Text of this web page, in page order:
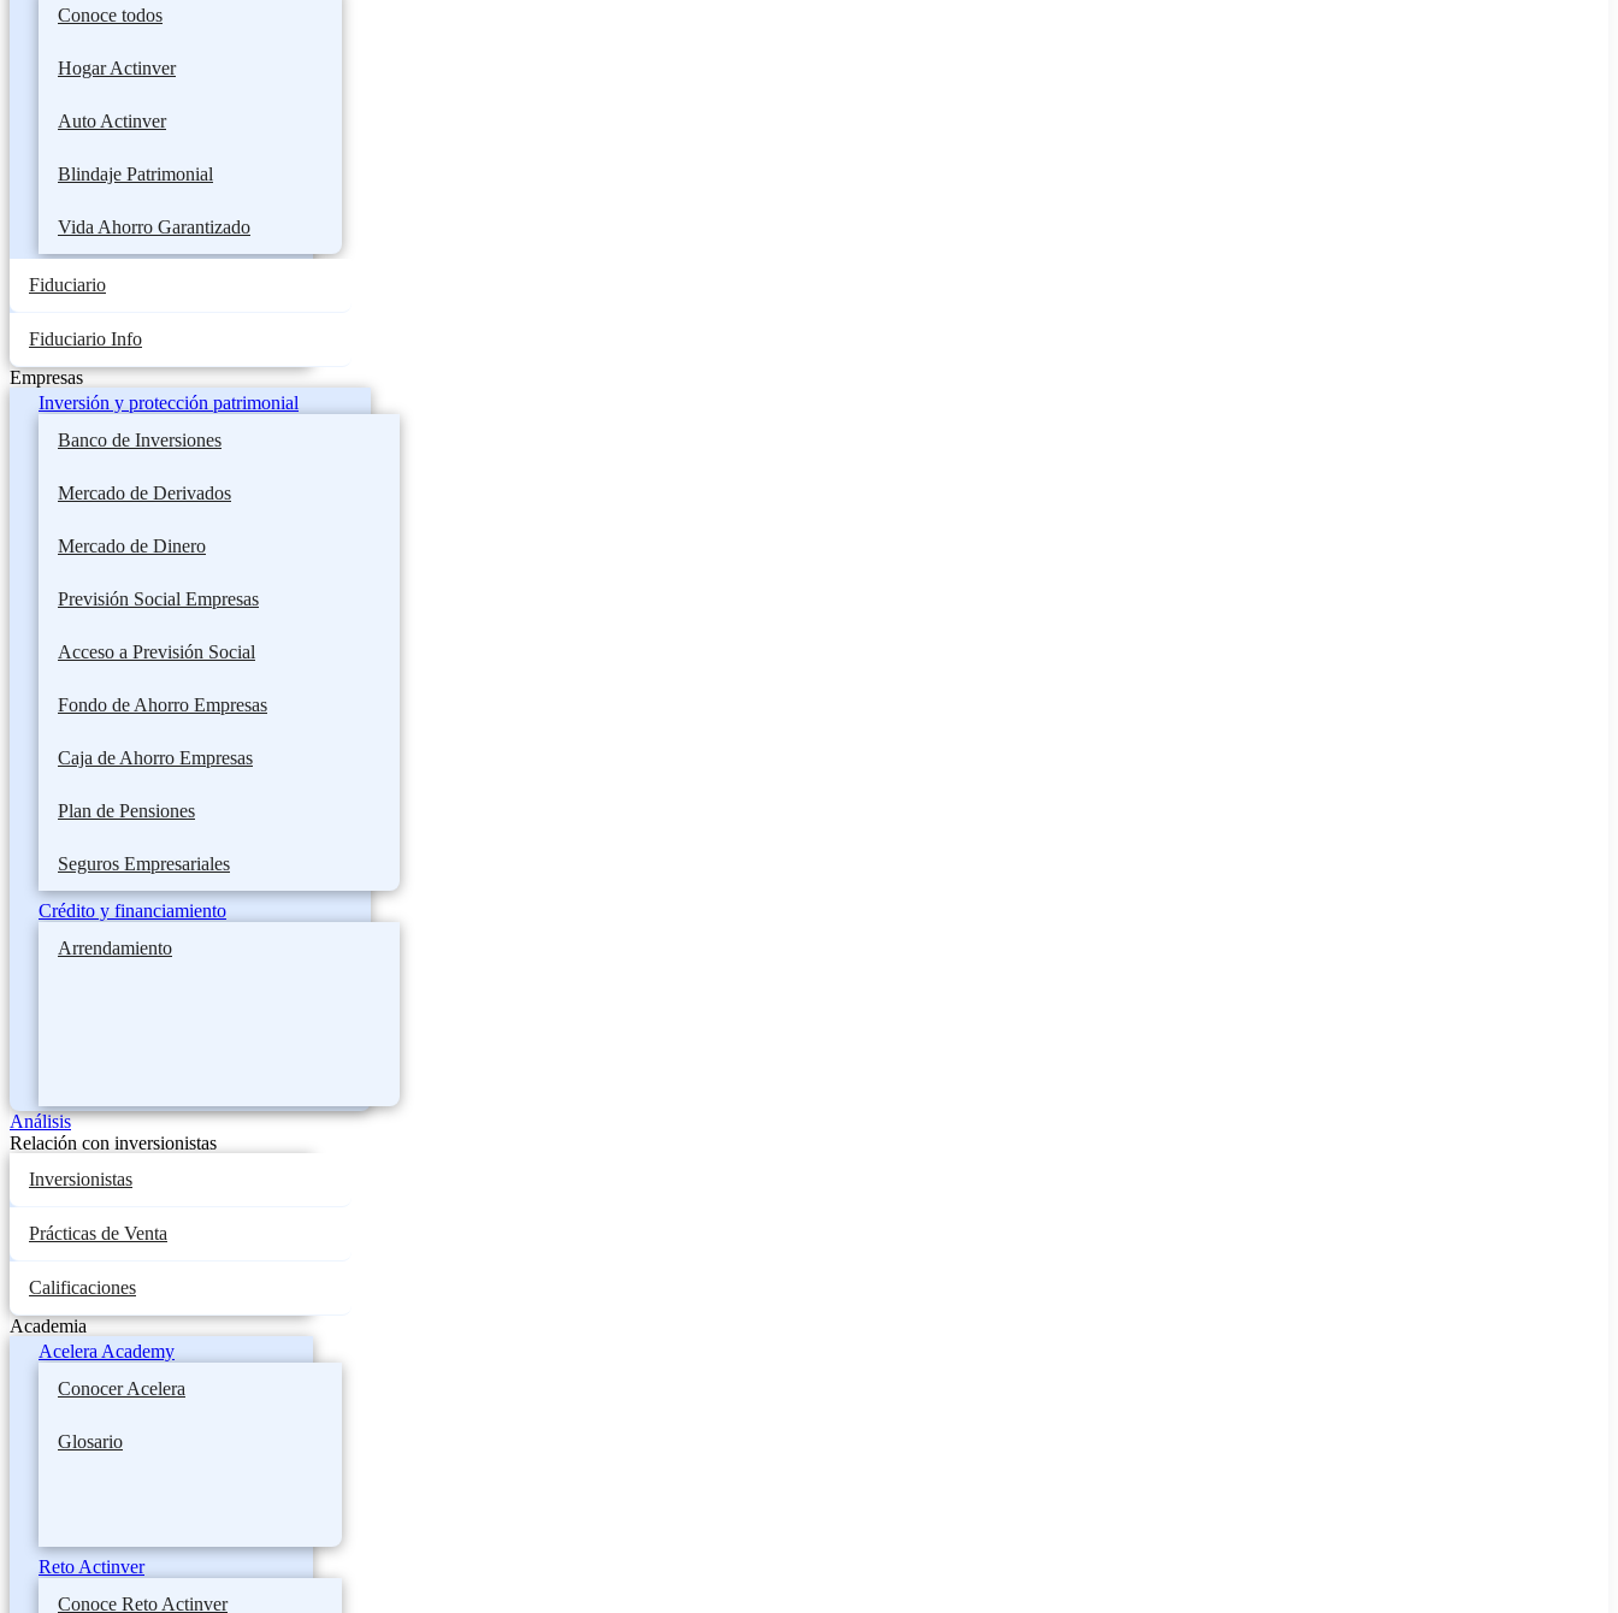
Conoce todos
Hogar Actinver
Auto Actinver
Blindaje Patrimonial
Vida Ahorro Garantizado
Fiduciario
Fiduciario Info
Empresas
Inversión y protección patrimonial
Banco de Inversiones
Mercado de Derivados
Mercado de Dinero
Previsión Social Empresas
Acceso a Previsión Social
Fondo de Ahorro Empresas
Caja de Ahorro Empresas
Plan de Pensiones
Seguros Empresariales
Crédito y financiamiento
Arrendamiento
Análisis
Relación con inversionistas
Inversionistas
Prácticas de Venta
Calificaciones
Academia
Acelera Academy
Conocer Acelera
Glosario
Reto Actinver
Conoce Reto Actinver